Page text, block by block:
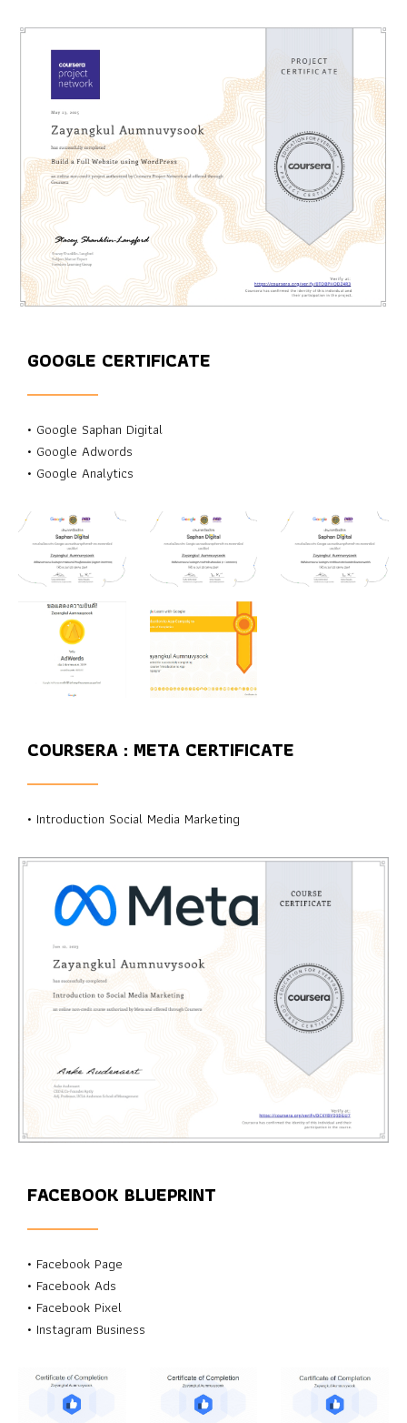
GOOGLE CERTIFICATE
• Google Saphan Digital
• Google Adwords
• Google Analytics
COURSERA : META CERTIFICATE
• Introduction Social Media Marketing
FACEBOOK BLUEPRINT
• Facebook Page
• Facebook Ads
• Facebook Pixel
• Instagram Business